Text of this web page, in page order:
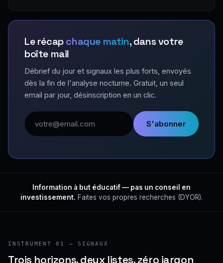
Le récapchaque matin, dans votre
boîte mail
Débrief du jour et signaux les plus forts, envoyés
dès la fin de l'analyse nocturne. Gratuit, un seul
email par jour, désinscription en un clic.
Adresse email
S'abonner
Information à but éducatif — pas un conseil en
investissement. Faites vos propres recherches (DYOR).
INSTRUMENT 01 — SIGNAUX
Trois horizons, deux listes, zéro jargon